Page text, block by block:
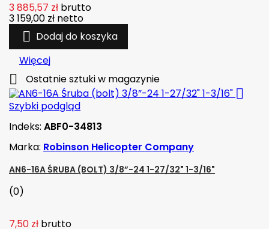
3 885,57 zł brutto
3 159,00 zł netto
 Dodaj do koszyka
Więcej
 Ostatnie sztuki w magazynie

Szybki podgląd
Indeks: ABF0-34813
Marka: Robinson Helicopter Company
AN6-16A ŚRUBA (BOLT) 3/8”-24 1-27/32" 1-3/16"
(0)
7,50 zł brutto